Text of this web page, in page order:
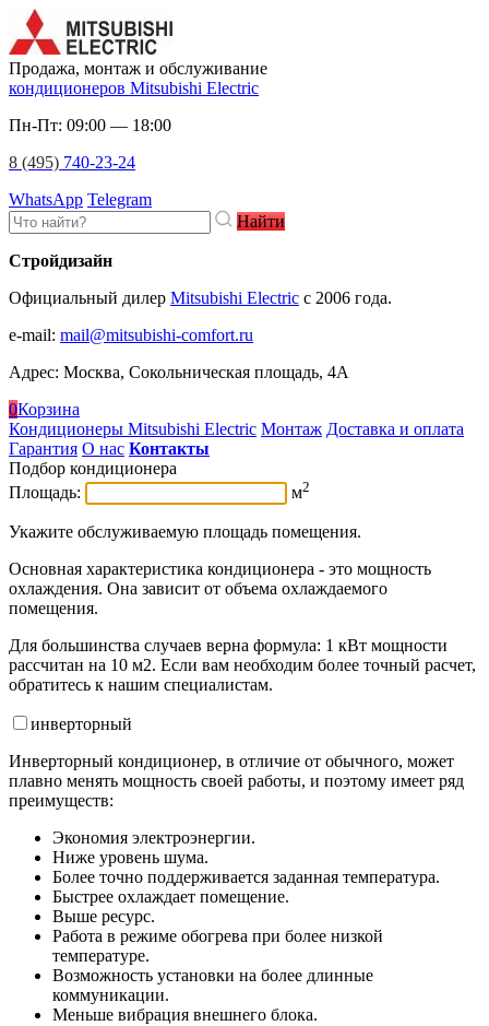
Продажа, монтаж и обслуживание
кондиционеров Mitsubishi Electric
Пн-Пт: 09:00 — 18:00
8 (495) 740-23-24
WhatsApp Telegram
Найти
Стройдизайн
Официальный дилер Mitsubishi Electric c 2006 года.
e-mail: mail@mitsubishi-comfort.ru
Адрес: Москва, Сокольническая площадь, 4А
0Корзина
Кондиционеры Mitsubishi Electric Монтаж Доставка и оплата
Гарантия О нас Контакты
Подбор кондиционера
Площадь:
м2
Укажите обслуживаемую площадь помещения.
Основная характеристика кондиционера - это мощность
охлаждения. Она зависит от объема охлаждаемого
помещения.
Для большинства случаев верна формула: 1 кВт мощности
рассчитан на 10 м2. Если вам необходим более точный расчет,
обратитесь к нашим специалистам.
инверторный
Инверторный кондиционер, в отличие от обычного, может
плавно менять мощность своей работы, и поэтому имеет ряд
преимуществ:
Экономия электроэнергии.
Ниже уровень шума.
Более точно поддерживается заданная температура.
Быстрее охлаждает помещение.
Выше ресурс.
Работа в режиме обогрева при более низкой
температуре.
Возможность установки на более длинные
коммуникации.
Меньше вибрация внешнего блока.